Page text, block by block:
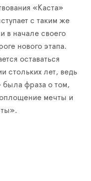
«Каста»
с таким же
в начале своего
нового этапа.
оставаться
стольких лет, ведь
фраза о том,
мечты и